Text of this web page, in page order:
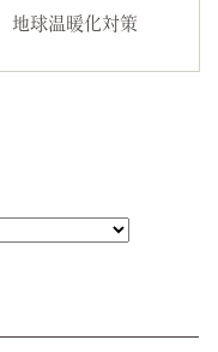
地球温暖化対策